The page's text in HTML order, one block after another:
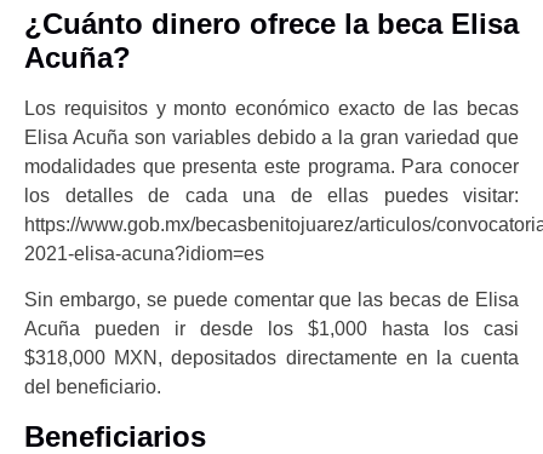
¿Cuánto dinero ofrece la beca Elisa
Acuña?
Los requisitos y monto económico exacto de las becas
Elisa Acuña son variables debido a la gran variedad que
modalidades que presenta este programa. Para conocer
los detalles de cada una de ellas puedes visitar:
https://www.gob.mx/becasbenitojuarez/articulos/
2021-elisa-acuna?idiom=es
Sin embargo, se puede comentar que las becas de Elisa
Acuña pueden ir desde los $1,000 hasta los casi
$318,000 MXN, depositados directamente en la cuenta
del beneficiario.
Beneficiarios